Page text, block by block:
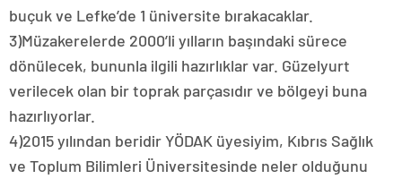
buçuk ve Lefke’de 1 üniversite bırakacaklar.
3)Müzakerelerde 2000’li yılların başındaki sürece
dönülecek, bununla ilgili hazırlıklar var. Güzelyurt
verilecek olan bir toprak parçasıdır ve bölgeyi buna
hazırlıyorlar.
4)2015 yılından beridir YÖDAK üyesiyim, Kıbrıs Sağlık
ve Toplum Bilimleri Üniversitesinde neler olduğunu